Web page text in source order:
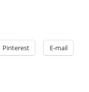
Pinterest E-mail